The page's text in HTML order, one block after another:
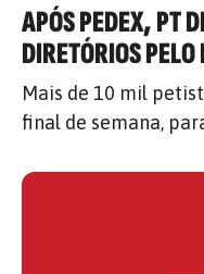
APÓS PEDEX, PT
DIRETÓRIOS PELO
Mais de 10 mil
final de semana,